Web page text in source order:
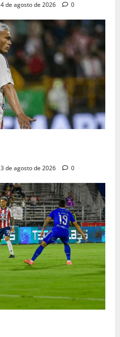
4 de agosto de 2026 0
3 de agosto de 2026 0